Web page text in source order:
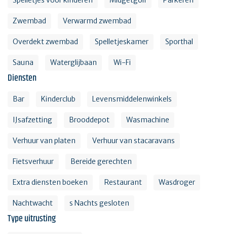
Zwembad Verwarmd zwembad
Overdekt zwembad Spelletjeskamer Sporthal
Sauna Waterglijbaan Wi-Fi
Diensten
Bar Kinderclub Levensmiddelenwinkels
IJsafzetting Brooddepot Wasmachine
Verhuur van platen Verhuur van stacaravans
Fietsverhuur Bereide gerechten
Extra diensten boeken Restaurant Wasdroger
Nachtwacht s Nachts gesloten
Type uitrusting